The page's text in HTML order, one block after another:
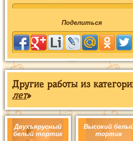
Поделиться
Другие работы из
лет»
Двухъярусный
белый тортик
Высокий
тортик